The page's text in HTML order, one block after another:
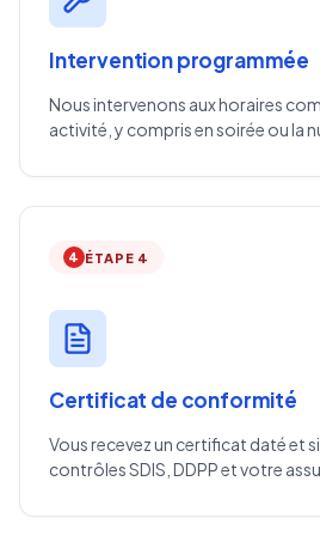
Intervention programmée
Nous intervenons aux horaires
activité, y compris en soirée ou la
4 ÉTAPE 4
Certificat de conformité
Vous recevez un certificat daté et
contrôles SDIS, DDPP et votre